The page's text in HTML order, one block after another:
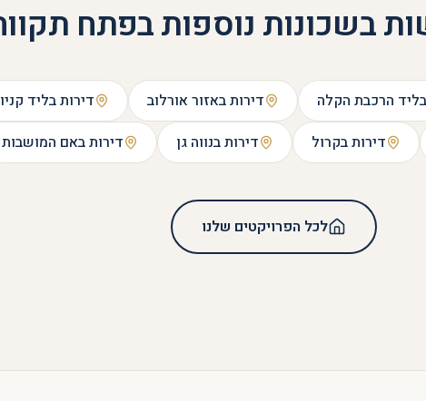
בשכונות נוספות בפתח
ליד הרכבת הקלה דירות באזור אורלוב דירות בליד
דירות בקרול דירות בנווה גן דירות באם המושבות
לכל הפרויקטים שלנו